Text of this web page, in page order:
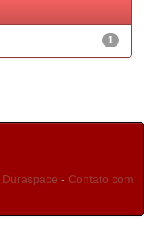
1
Duraspace - Contato com